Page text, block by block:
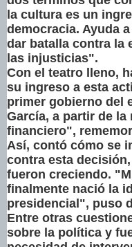
la cultura es un
democracia. Ayuda
dar batalla contra la
las injusticias".
Con el teatro lleno,
su ingreso a esta
primer gobierno del
García, a partir de
financiero",
Así, contó cómo se
contra esta
fueron creciendo.
finalmente nació la
presidencial", puso
Entre otras
sobre la política y